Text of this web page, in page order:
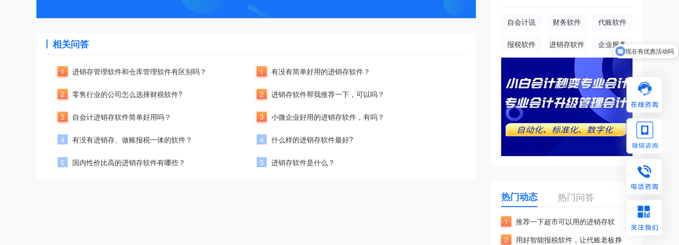
相关问答
1 进销存管理软件和仓库管理软件有区别吗？
2 零售行业的公司怎么选择财税软件?
3 自会计进销存软件简单好用吗？
4 有没有进销存、做账报税一体的软件？
5 国内性价比高的进销存软件有哪些？
1 有没有简单好用的进销存软件？
2 进销存软件帮我推荐一下，可以吗？
3 小微企业好用的进销存软件，有吗？
4 什么样的进销存软件最好?
5 进销存软件是什么？
自会计说 财务软件 代账软件
报税软件 进销存软件 企业服务
热门动态 热门问答
1
推荐一下超市可以用的进销存软
2
用好智能报税软件，让代账老板挣
现在有优惠活动吗